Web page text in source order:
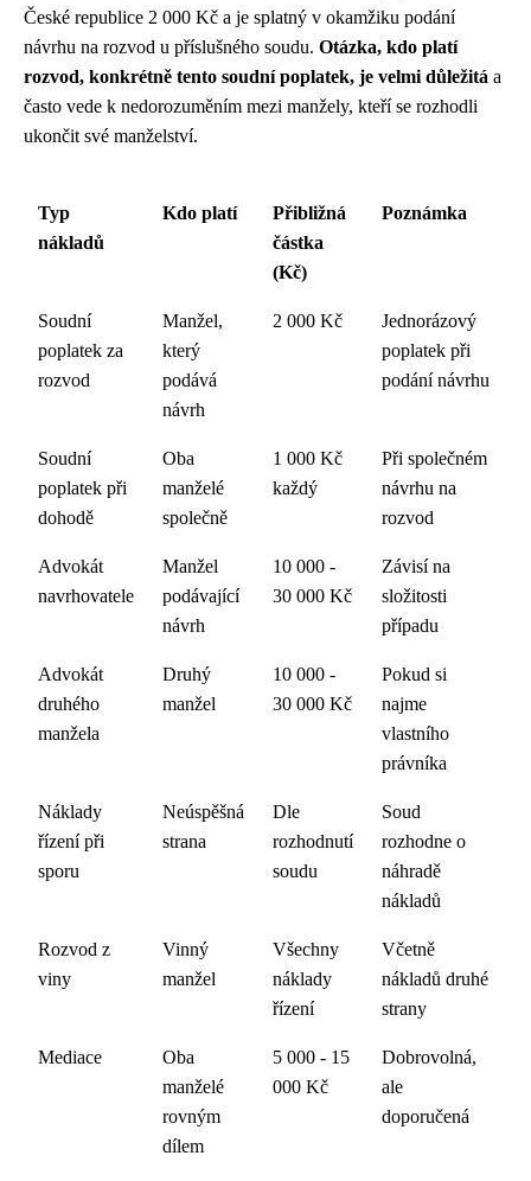
České republice 2 000 Kč a je splatný v okamžiku podání
návrhu na rozvod u příslušného soudu. Otázka, kdo platí
rozvod, konkrétně tento soudní poplatek, je velmi důležitá a
často vede k nedorozuměním mezi manžely, kteří se rozhodli
ukončit své manželství.
Typ
nákladů
Kdo platí
Přibližná
částka
(Kč)
Poznámka
Soudní
poplatek za
rozvod
Manžel,
který
podává
návrh
2 000 Kč
Jednorázový
poplatek při
podání návrhu
Soudní
poplatek při
dohodě
Oba
manželé
společně
1 000 Kč
každý
Při společném
návrhu na
rozvod
Advokát
navrhovatele
Manžel
podávající
návrh
10 000 -
30 000 Kč
Závisí na
složitosti
případu
Advokát
druhého
manžela
Druhý
manžel
10 000 -
30 000 Kč
Pokud si
najme
vlastního
právníka
Náklady
řízení při
sporu
Neúspěšná
strana
Dle
rozhodnutí
soudu
Soud
rozhodne o
náhradě
nákladů
Rozvod z
viny
Vinný
manžel
Všechny
náklady
řízení
Včetně
nákladů druhé
strany
Mediace
Oba
manželé
rovným
dílem
5 000 - 15
000 Kč
Dobrovolná,
ale
doporučená